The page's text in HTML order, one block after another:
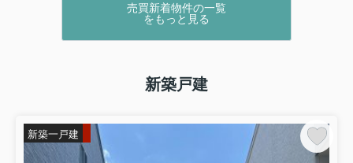
売買新着物件の一覧
をもっと見る
新築戸建
新築一戸建